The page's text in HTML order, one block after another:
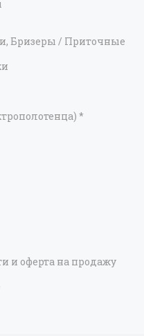
Бризеры / Приточные
*
и оферта на продажу